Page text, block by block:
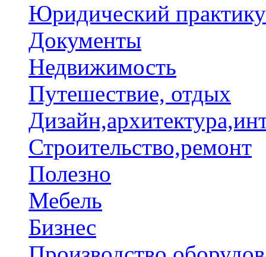
Юридический
Документы
Недвижимость
Путешествие, отдых
Строительство,ремонт
Полезно
Мебель
Бизнес